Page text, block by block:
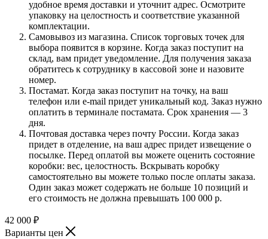
удобное время доставки и уточнит адрес. Осмотрите
упаковку на целостность и соответствие указанной
комплектации.
Самовывоз из магазина. Список торговых точек для
выбора появится в корзине. Когда заказ поступит на
склад, вам придет уведомление. Для получения заказа
обратитесь к сотруднику в кассовой зоне и назовите
номер.
Постамат. Когда заказ поступит на точку, на ваш
телефон или e-mail придет уникальный код. Заказ нужно
оплатить в терминале постамата. Срок хранения — 3
дня.
Почтовая доставка через почту России. Когда заказ
придет в отделение, на ваш адрес придет извещение о
посылке. Перед оплатой вы можете оценить состояние
коробки: вес, целостность. Вскрывать коробку
самостоятельно вы можете только после оплаты заказа.
Один заказ может содержать не больше 10 позиций и
его стоимость не должна превышать 100 000 р.
42 000 ₽
Варианты цен